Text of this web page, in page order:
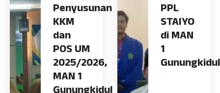
Penyusunan
KKM
dan
POS UM
2025/2026,
MAN 1
PPL
STAIYO
di MAN
1
Gunungkidul